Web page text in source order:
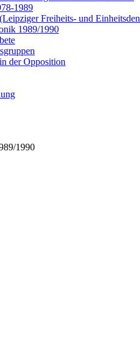
1989
Freiheits- und
1989/1990
der Opposition
1990